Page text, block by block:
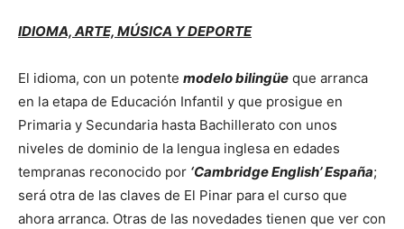
IDIOMA, ARTE, MÚSICA Y DEPORTE
El idioma, con un potente modelo bilingüe que arranca
en la etapa de Educación Infantil y que prosigue en
Primaria y Secundaria hasta Bachillerato con unos
niveles de dominio de la lengua inglesa en edades
tempranas reconocido por ‘Cambridge English’ España;
será otra de las claves de El Pinar para el curso que
ahora arranca. Otras de las novedades tienen que ver con